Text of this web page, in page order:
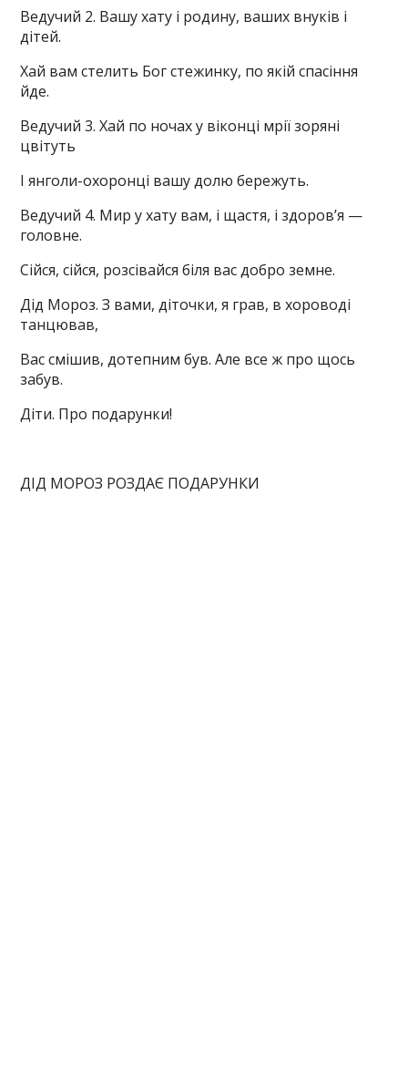
Ведучий 2. Вашу хату і родину, ваших внуків і
дітей.
Хай вам стелить Бог стежинку, по якій спасіння
йде.
Ведучий 3. Хай по ночах у віконці мрії зоряні
цвітуть
І янголи-охоронці вашу долю бережуть.
Ведучий 4. Мир у хату вам, і щастя, і здоров’я —
головне.
Сійся, сійся, розсівайся біля вас добро земне.
Дід Мороз. З вами, діточки, я грав, в хороводі
танцював,
Вас смішив, дотепним був. Але все ж про щось
забув.
Діти. Про подарунки!
ДІД МОРОЗ РОЗДАЄ ПОДАРУНКИ